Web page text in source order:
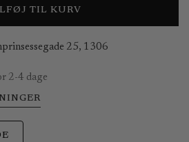
TIL KURV
25, 1306
2-4 dage